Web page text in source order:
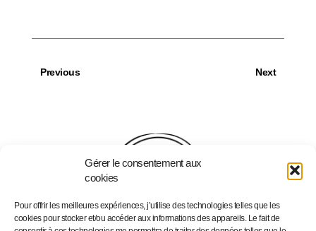
Gérer le consentement aux
cookies
Pour offrir les meilleures expériences, j’utilise des technologies telles que les
cookies pour stocker et/ou accéder aux informations des appareils. Le fait de
Previous Next